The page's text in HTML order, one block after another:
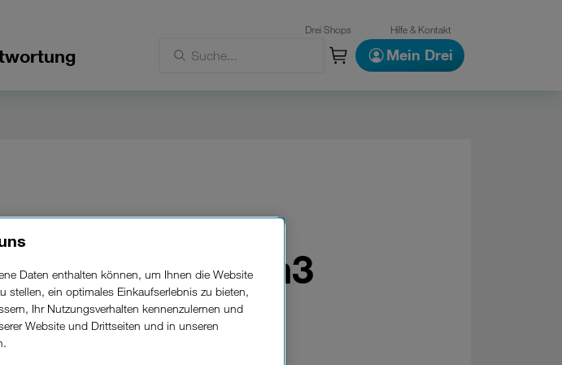
Drei Shops Hilfe & Kontakt
Mein Drei
Nimm3
Daten enthalten können, um Ihnen die Website
stellen, ein optimales Einkaufserlebnis zu bieten,
Ihr Nutzungsverhalten kennenzulernen und
Website und Drittseiten und in unseren